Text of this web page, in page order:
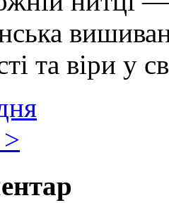
та віри у